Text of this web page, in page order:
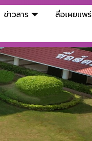
ข่าวสาร สื่อเผยแพร่